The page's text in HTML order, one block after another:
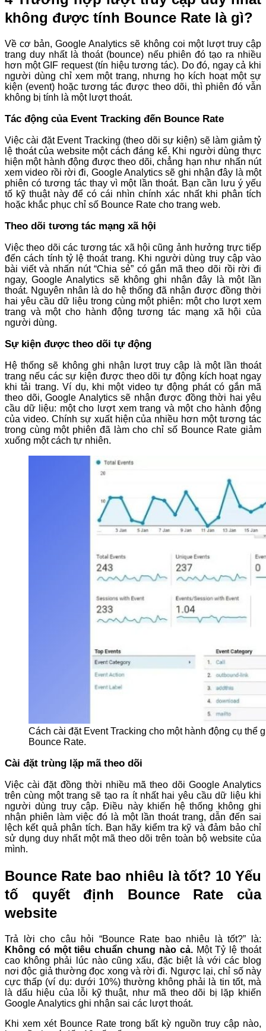
không được tính Bounce Rate là gì?
Về cơ bản, Google Analytics sẽ không coi một lượt truy cập
trang duy nhất là thoát (bounce) nếu phiên đó tạo ra nhiều
hơn một GIF request (tín hiệu tương tác). Do đó, ngay cả khi
người dùng chỉ xem một trang, nhưng họ kích hoạt một sự
kiện (event) hoặc tương tác được theo dõi, thì phiên đó vẫn
không bị tính là một lượt thoát.
Tác động của Event Tracking đến Bounce Rate
Việc cài đặt Event Tracking (theo dõi sự kiện) sẽ làm giảm tỷ
lệ thoát của website một cách đáng kể. Khi người dùng thực
hiện một hành động được theo dõi, chẳng hạn như nhấn nút
xem video rồi rời đi, Google Analytics sẽ ghi nhận đây là một
phiên có tương tác thay vì một lần thoát. Bạn cần lưu ý yếu
tố kỹ thuật này để có cái nhìn chính xác nhất khi phân tích
hoặc khắc phục chỉ số Bounce Rate cho trang web.
Theo dõi tương tác mạng xã hội
Việc theo dõi các tương tác xã hội cũng ảnh hưởng trực tiếp
đến cách tính tỷ lệ thoát trang. Khi người dùng truy cập vào
bài viết và nhấn nút “Chia sẻ” có gắn mã theo dõi rồi rời đi
ngay, Google Analytics sẽ không ghi nhận đây là một lần
thoát. Nguyên nhân là do hệ thống đã nhận được đồng thời
hai yêu cầu dữ liệu trong cùng một phiên: một cho lượt xem
trang và một cho hành động tương tác mạng xã hội của
người dùng.
Sự kiện được theo dõi tự động
Hệ thống sẽ không ghi nhận lượt truy cập là một lần thoát
trang nếu các sự kiện được theo dõi tự động kích hoạt ngay
khi tải trang. Ví dụ, khi một video tự động phát có gắn mã
theo dõi, Google Analytics sẽ nhận được đồng thời hai yêu
cầu dữ liệu: một cho lượt xem trang và một cho hành động
của video. Chính sự xuất hiện của nhiều hơn một tương tác
trong cùng một phiên đã làm cho chỉ số Bounce Rate giảm
xuống một cách tự nhiên.
Cách cài đặt Event Tracking cho một hành động cụ
Bounce Rate.
Cài đặt trùng lặp mã theo dõi
Việc cài đặt đồng thời nhiều mã theo dõi Google Analytics
trên cùng một trang sẽ tạo ra ít nhất hai yêu cầu dữ liệu khi
người dùng truy cập. Điều này khiến hệ thống không ghi
nhận phiên làm việc đó là một lần thoát trang, dẫn đến sai
lệch kết quả phân tích. Bạn hãy kiểm tra kỹ và đảm bảo chỉ
sử dụng duy nhất một mã theo dõi trên toàn bộ website của
mình.
Bounce Rate bao nhiêu là tốt? 10 Yếu
tố quyết định Bounce Rate của
website
Trả lời cho câu hỏi “Bounce Rate bao nhiêu là tốt?” là:
Không có một tiêu chuẩn chung nào cả.Một Tỷ lệ thoát
cao không phải lúc nào cũng xấu, đặc biệt là với các blog
nơi độc giả thường đọc xong và rời đi. Ngược lại, chỉ số này
cực thấp (ví dụ: dưới 10%) thường không phải là tin tốt, mà
là dấu hiệu của lỗi kỹ thuật, như mã theo dõi bị lặp khiến
Google Analytics ghi nhận sai các lượt thoát.
Khi xem xét Bounce Rate trong bất kỳ nguồn truy cập nào,